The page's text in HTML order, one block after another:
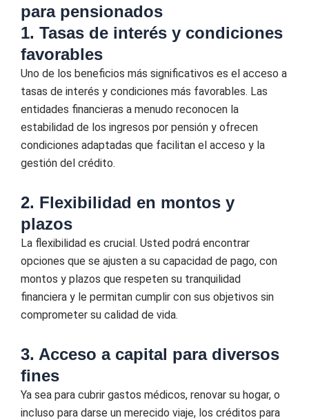
para pensionados
1. Tasas de interés y condiciones
favorables
Uno de los beneficios más significativos es el acceso a
tasas de interés y condiciones más favorables. Las
entidades financieras a menudo reconocen la
estabilidad de los ingresos por pensión y ofrecen
condiciones adaptadas que facilitan el acceso y la
gestión del crédito.
2. Flexibilidad en montos y
plazos
La flexibilidad es crucial. Usted podrá encontrar
opciones que se ajusten a su capacidad de pago, con
montos y plazos que respeten su tranquilidad
financiera y le permitan cumplir con sus objetivos sin
comprometer su calidad de vida.
3. Acceso a capital para diversos
fines
Ya sea para cubrir gastos médicos, renovar su hogar, o
incluso para darse un merecido viaje, los créditos para